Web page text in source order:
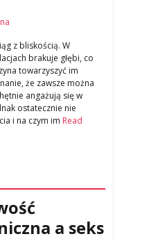
z bliskością. W
brakuje głębi, co
towarzyszyć im
że zawsze można
angażują się w
ostatecznie nie
i na czym im Read
a seks